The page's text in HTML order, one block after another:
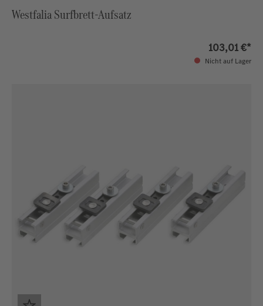
Westfalia Surfbrett-Aufsatz
103,01 €*
Nicht auf Lager